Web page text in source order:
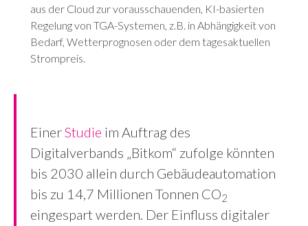
aus der Cloud zur vorausschauenden, KI-basierten
Regelung von TGA-Systemen, z.B. in Abhängigkeit von
Bedarf, Wetterprognosen oder dem tagesaktuellen
Strompreis.
EinerStudie im Auftrag des
Digitalverbands „Bitkom“ zufolge könnten
bis 2030 allein durch Gebäudeautomation
bis zu 14,7 Millionen Tonnen CO2
eingespart werden. Der Einfluss digitaler